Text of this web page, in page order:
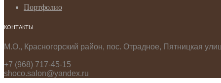
Портфолио
КОНТАКТЫ
М.О., Красногорский район, пос. Отрадное, Пятницкая
+7 (968) 717-45-15
shoco.salon@yandex.ru